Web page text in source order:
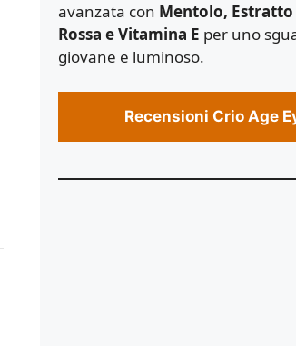
avanzata con Mentolo, Estratto
Rossa e Vitamina E per uno
giovane e luminoso.
Recensioni Crio Age